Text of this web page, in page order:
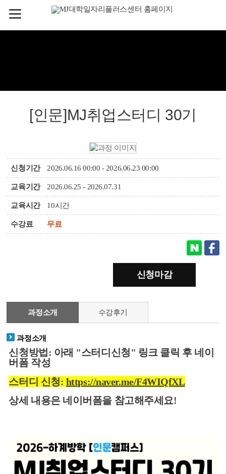
[인문]MJ취업스터디 30기
신청기간 2026.06.16 00:00 - 2026.06.23 00:00
교육기간 2026.06.25 - 2026.07.31
교육시간 10시간
수강료 무료
신청마감
과정소개 수강후기
과정소개
신청방법: 아래 "스터디신청" 링크 클릭 후 네이
버폼 작성
스터디 신청: https://naver.me/F4WIQfXL
상세 내용은 네이버폼을 참고해주세요!